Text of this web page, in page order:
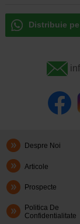
Distribuie
Despre Noi
Articole
Prospecte
Politica De
Confidentialitate